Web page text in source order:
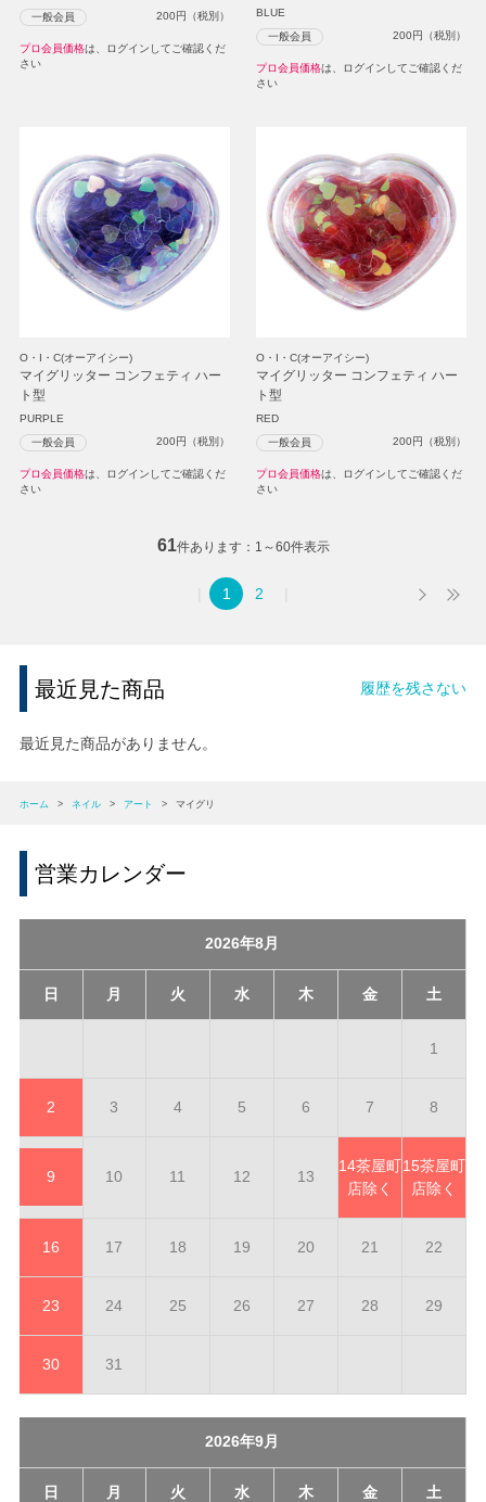
一般会員 200円（税別）
プロ会員価格は、ログインしてご確認くだ
さい
BLUE
一般会員 200円（税別）
プロ会員価格は、ログインしてご確認くだ
さい
O・I・C(オーアイシー)
マイグリッター コンフェティ ハー
ト型
PURPLE
一般会員 200円（税別）
プロ会員価格は、ログインしてご確認くだ
さい
O・I・C(オーアイシー)
マイグリッター コンフェティ ハー
ト型
RED
一般会員 200円（税別）
プロ会員価格は、ログインしてご確認くだ
さい
61件あります 1～60件表示
1 2
最近見た商品 履歴を残さない
最近見た商品がありません。
ホーム > ネイル > アート > マイグリ
営業カレンダー
2026年8月
日 月 火 水 木 金 土
1
2 3 4 5 6 7 8
9 10 11 12 13
14茶屋町
店除く
15茶屋町
店除く
16 17 18 19 20 21 22
23 24 25 26 27 28 29
30 31
2026年9月
日 月 火 水 木 金 土